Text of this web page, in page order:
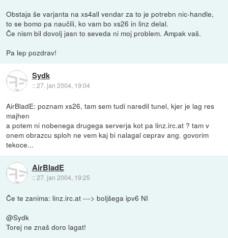
Obstaja še varjanta na xs4all vendar za to je potrebn nic-handle,
to se bomo pa naučili, ko vam bo xs26 in linz delal.
Če nism bil dovolj jasn to seveda ni moj problem. Ampak vaš.
Pa lep pozdrav!
Sydk
::27. jan 2004, 19:04
AirBladE: poznam xs26, tam sem tudi naredil tunel, kjer je lag res
majhen
a potem ni nobenega drugega serverja kot pa linz.irc.at ? tam v
onem obrazcu sploh ne vem kaj bi nalagal ceprav ang. govorim
tekoce...
AirBladE
::27. jan 2004, 19:25
Če te zanima: linz.irc.at ---> boljšega ipv6 NI
@Sydk
Torej ne znaš doro lagat!